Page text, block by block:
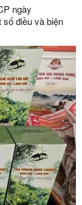
ngày
số điều và biện